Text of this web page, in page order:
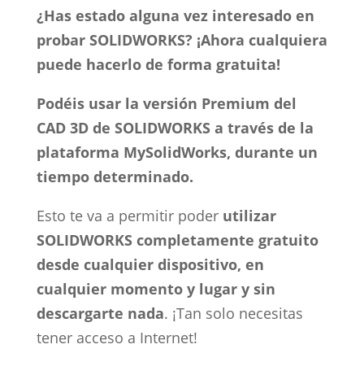
¿Has estado alguna vez interesado en
probar SOLIDWORKS? ¡Ahora cualquiera
puede hacerlo de forma gratuita!
Podéis usar la versión Premium del
CAD 3D de SOLIDWORKS a través de la
plataforma MySolidWorks, durante un
tiempo determinado.
Esto te va a permitir poder utilizar
SOLIDWORKS completamente gratuito
desde cualquier dispositivo, en
cualquier momento y lugar y sin
descargarte nada. ¡Tan solo necesitas
tener acceso a Internet!